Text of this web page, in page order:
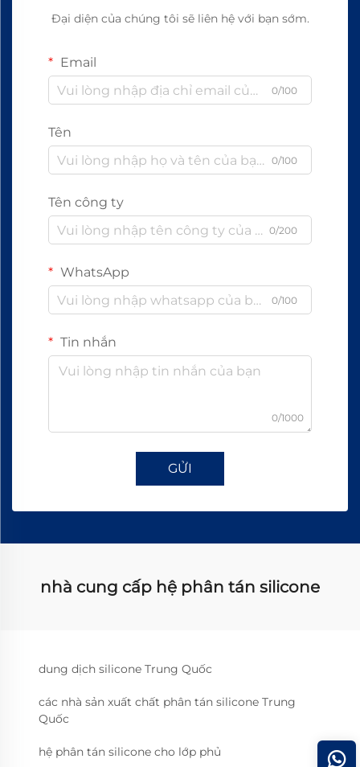
Đại diện của chúng tôi sẽ liên hệ với bạn sớm.
Email
0/100
Tên
0/100
Tên công ty
0/200
WhatsApp
0/100
Tin nhắn
0/1000
GỬI
nhà cung cấp hệ phân tán silicone
dung dịch silicone Trung Quốc
các nhà sản xuất chất phân tán silicone Trung
Quốc
hệ phân tán silicone cho lớp phủ